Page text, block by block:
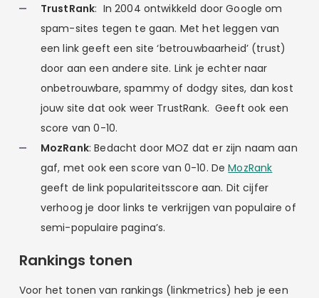
TrustRank: In 2004 ontwikkeld door Google om
spam-sites tegen te gaan. Met het leggen van
een link geeft een site ‘betrouwbaarheid’ (trust)
door aan een andere site. Link je echter naar
onbetrouwbare, spammy of dodgy sites, dan kost
jouw site dat ook weer TrustRank. Geeft ook een
score van 0-10.
MozRank: Bedacht door MOZ dat er zijn naam aan
gaf, met ook een score van 0-10. DeMozRank
geeft de link populariteitsscore aan. Dit cijfer
verhoog je door links te verkrijgen van populaire of
semi-populaire pagina’s.
Rankings tonen
Voor het tonen van rankings (linkmetrics) heb je een